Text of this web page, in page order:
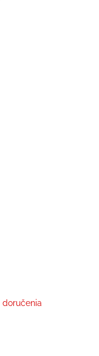
doručenia